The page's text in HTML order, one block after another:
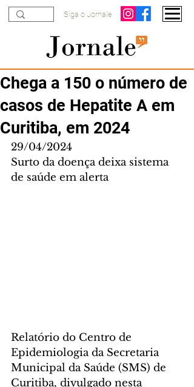
Siga o Jornale
Chega a 150 o número de
casos de Hepatite A em
Curitiba, em 2024
29/04/2024
Surto da doença deixa sistema
de saúde em alerta
Relatório do Centro de
Epidemiologia da Secretaria
Municipal da Saúde (SMS) de
Curitiba, divulgado nesta